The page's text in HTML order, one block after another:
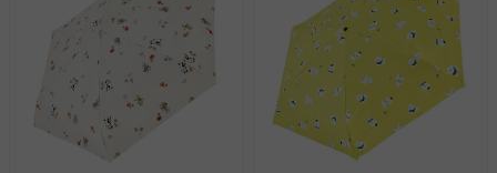
墊、寢具類等）。
-新生兒親膚衣物（嬰幼兒包巾與背巾、包屁衣、學習
褲、紗布衣等）。
-接觸性孕哺產品（奶嘴、奶瓶、擠乳器、哺乳衣、托腹
帶束縛衣、餐搖椅等）。
-其他原廠盒裝商品封口處已貼上「不可拆封」，或具警
示字句等說明貼紙、封條者。